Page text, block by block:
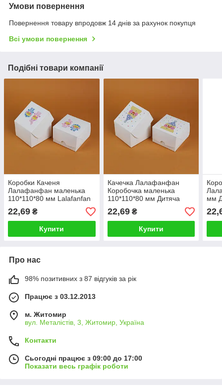
Умови повернення
Повернення товару впродовж 14 днів за рахунок покупця
Всі умови повернення
Подібні товари компанії
Коробки Каченя
Лалафанфан маленька
110*110*80 мм Lalafanfan
Дитяча подарункова
коробочка
22,69 ₴
Купити
Качечка Лалафанфан
Коробочка маленька
110*110*80 мм Дитяча
подарункова коробка для
сувенірів частувань
22,69₴
Купити
мм
Про нас
98% позитивних з 87 відгуків за рік
Працює з 03.12.2013
м. Житомир
вул. Металістів, 3, Житомир, Україна
Контакти
Сьогодні працює з 09:00 до 17:00
Показати весь графік роботи